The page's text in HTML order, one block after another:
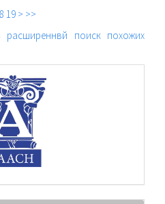
19 > >>
расширеннвй поиск похожих